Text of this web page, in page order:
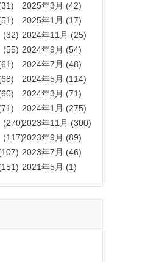
2025年3月 (42)
2025年1月 (17)
(32) 2024年11月 (25)
(55) 2024年9月 (54)
2024年7月 (48)
2024年5月 (114)
2024年3月 (71)
2024年1月 (275)
(270)2023年11月 (300)
(117)2023年9月 (89)
2023年7月 (46)
2021年5月 (1)